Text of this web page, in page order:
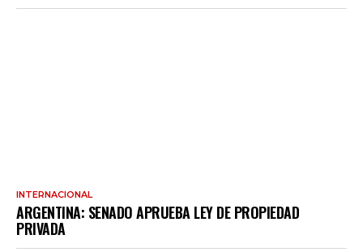
INTERNACIONAL
ARGENTINA: SENADO APRUEBA LEY DE PROPIEDAD
PRIVADA